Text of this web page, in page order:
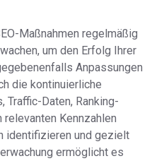
Maßnahmen regelmäßig
um den Erfolg Ihrer
Anpassungen
die kontinuierliche
Traffic-Daten, Ranking-
relevanten Kennzahlen
identifizieren und gezielt
ermöglicht es